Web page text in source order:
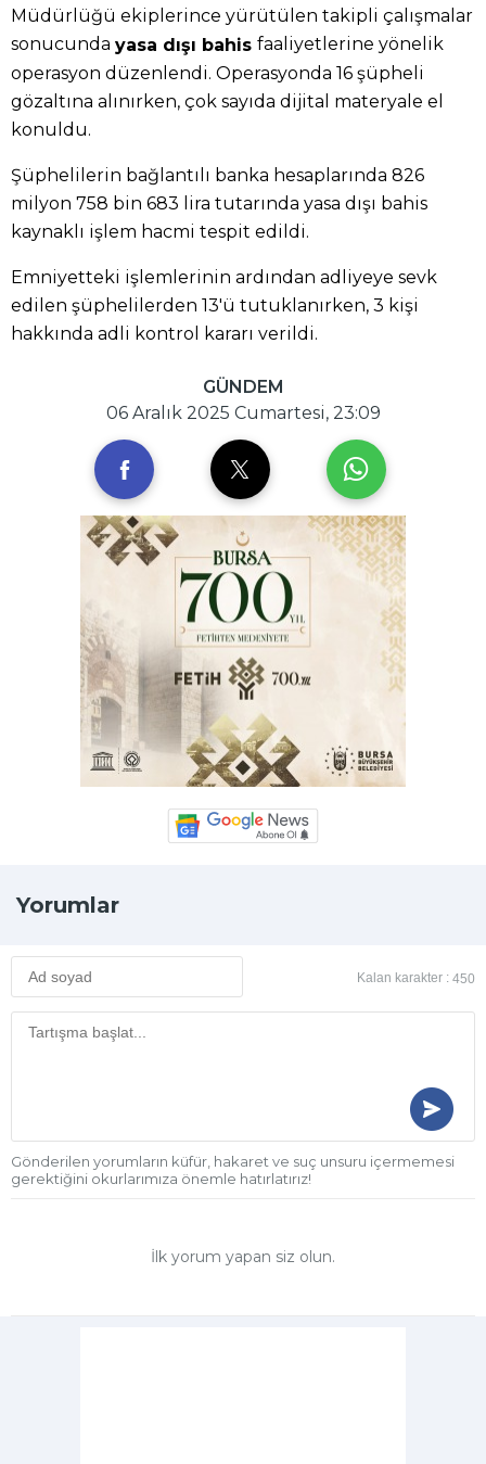
Müdürlüğü ekiplerince yürütülen takipli çalışmalar
sonucunda yasa dışı bahis faaliyetlerine yönelik
operasyon düzenlendi. Operasyonda 16 şüpheli
gözaltına alınırken, çok sayıda dijital materyale el
konuldu.
Şüphelilerin bağlantılı banka hesaplarında 826
milyon 758 bin 683 lira tutarında yasa dışı bahis
kaynaklı işlem hacmi tespit edildi.
Emniyetteki işlemlerinin ardından adliyeye sevk
edilen şüphelilerden 13'ü tutuklanırken, 3 kişi
hakkında adli kontrol kararı verildi.
GÜNDEM
06 Aralık 2025 Cumartesi, 23:09
Yorumlar
Kalan karakter : 450
Gönderilen yorumların küfür, hakaret ve suç unsuru içermemesi
gerektiğini okurlarımıza önemle hatırlatırız!
İlk yorum yapan siz olun.